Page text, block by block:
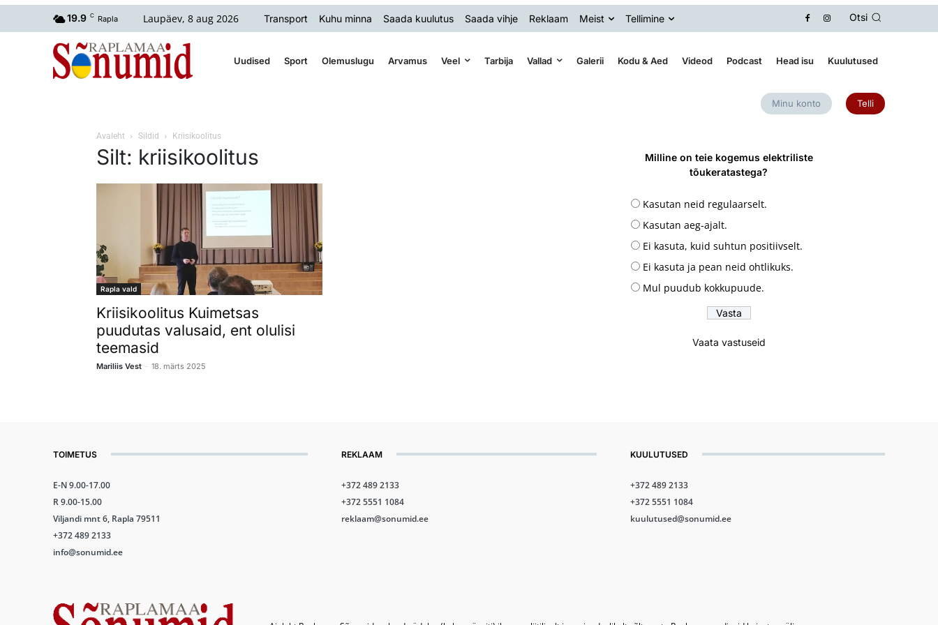
19.9 C Rapla Laupäev, 8 aug 2026 Transport Kuhu minna Saada kuulutus Saada vihje Reklaam Meist Tellimine Otsi
Uudised Sport Olemuslugu Arvamus Veel Tarbija Vallad Galerii Kodu & Aed Videod Podcast Head isu Kuulutused
Minu konto Telli
Avaleht Sildid Kriisikoolitus
Silt: kriisikoolitus
Rapla vald
Kriisikoolitus Kuimetsas
puudutas valusaid, ent olulisi
teemasid
Mariliis Vest - 18. märts 2025
Milline on teie kogemus elektriliste
tõukeratastega?
Kasutan neid regulaarselt.
Kasutan aeg-ajalt.
Ei kasuta, kuid suhtun positiivselt.
Ei kasuta ja pean neid ohtlikuks.
Mul puudub kokkupuude.
Vaata vastuseid
TOIMETUS
E-N 9.00-17.00
R 9.00-15.00
Viljandi mnt 6, Rapla 79511
+372 489 2133
info@sonumid.ee
REKLAAM
+372 489 2133
+372 5551 1084
reklaam@sonumid.ee
KUULUTUSED
+372 489 2133
+372 5551 1084
kuulutused@sonumid.ee